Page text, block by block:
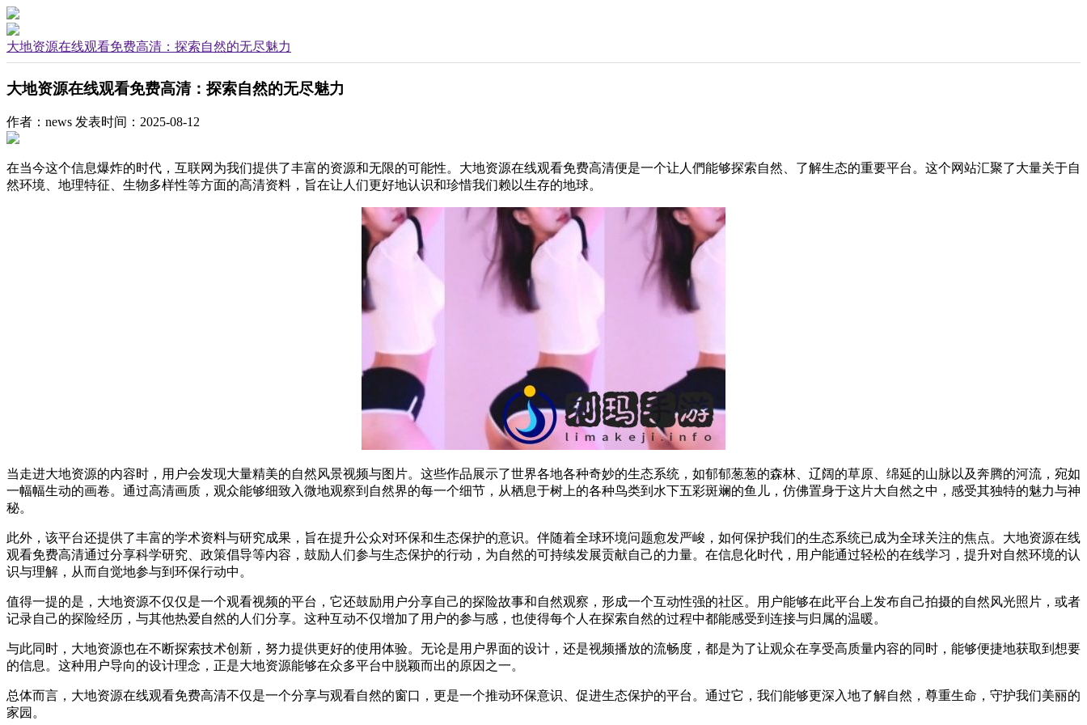
大地资源在线观看免费高清：探索自然的无尽魅力
大地资源在线观看免费高清：探索自然的无尽魅力
作者：news 发表时间：2025-08-12
在当今这个信息爆炸的时代，互联网为我们提供了丰富的资源和无限的可能性。大地资源在线观看免费高清便是一个让人們能够探索自然、了解生态的重要平台。这个网站汇聚了大量关于自
然环境、地理特征、生物多样性等方面的高清资料，旨在让人们更好地认识和珍惜我们赖以生存的地球。
当走进大地资源的内容时，用户会发现大量精美的自然风景视频与图片。这些作品展示了世界各地各种奇妙的生态系统，如郁郁葱葱的森林、辽阔的草原、绵延的山脉以及奔腾的河流，宛如
一幅幅生动的画卷。通过高清画质，观众能够细致入微地观察到自然界的每一个细节，从栖息于树上的各种鸟类到水下五彩斑斓的鱼儿，仿佛置身于这片大自然之中，感受其独特的魅力与神
秘。
此外，该平台还提供了丰富的学术资料与研究成果，旨在提升公众对环保和生态保护的意识。伴随着全球环境问题愈发严峻，如何保护我们的生态系统已成为全球关注的焦点。大地资源在线
观看免费高清通过分享科学研究、政策倡导等内容，鼓励人们参与生态保护的行动，为自然的可持续发展贡献自己的力量。在信息化时代，用户能通过轻松的在线学习，提升对自然环境的认
识与理解，从而自觉地参与到环保行动中。
值得一提的是，大地资源不仅仅是一个观看视频的平台，它还鼓励用户分享自己的探险故事和自然观察，形成一个互动性强的社区。用户能够在此平台上发布自己拍摄的自然风光照片，或者
记录自己的探险经历，与其他热爱自然的人们分享。这种互动不仅增加了用户的参与感，也使得每个人在探索自然的过程中都能感受到连接与归属的温暖。
与此同时，大地资源也在不断探索技术创新，努力提供更好的使用体验。无论是用户界面的设计，还是视频播放的流畅度，都是为了让观众在享受高质量内容的同时，能够便捷地获取到想要
的信息。这种用户导向的设计理念，正是大地资源能够在众多平台中脱颖而出的原因之一。
总体而言，大地资源在线观看免费高清不仅是一个分享与观看自然的窗口，更是一个推动环保意识、促进生态保护的平台。通过它，我们能够更深入地了解自然，尊重生命，守护我们美丽的
家园。